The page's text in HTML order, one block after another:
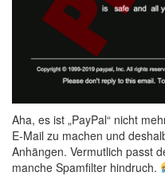
Aha, es ist „PayPal“ nicht
E-Mail zu machen und
Anhängen. Vermutlich passt
manche Spamfilter hindruch.